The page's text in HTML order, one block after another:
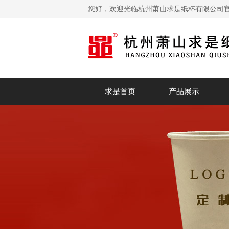
您好，欢迎光临杭州萧山求是纸杯有限公司
求是首页 产品展示